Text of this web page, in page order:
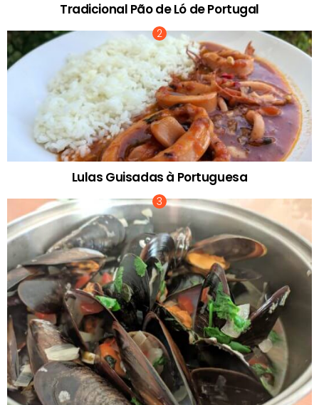
Tradicional Pão de Ló de Portugal
Lulas Guisadas à Portuguesa